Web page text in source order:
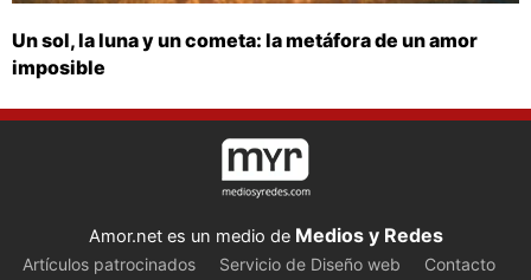
Un sol, la luna y un cometa: la metáfora de un amor
imposible
Amor.net es un medio de Medios y Redes
Artículos patrocinados Servicio de Diseño web
Contacto